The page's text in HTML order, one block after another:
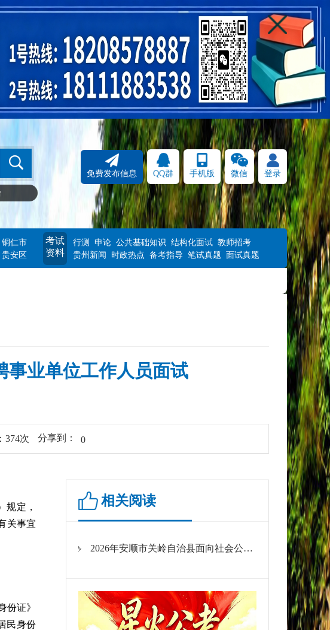
免费发布信息 QQ群 手机版 微信 登录
铜仁市
贵安区
考试
资料
行测 申论 公共基础知识 结构化面试 教师招考
贵州新闻
时政热点 备考指导 笔试真题 面试真题
事业单位工作人员面试
374次 分享到： 0
规定，
关事宜
份证》
民身份
相关阅读
2026年安顺市关岭自治县面向社会公开招聘事业单位工作人员面试公告